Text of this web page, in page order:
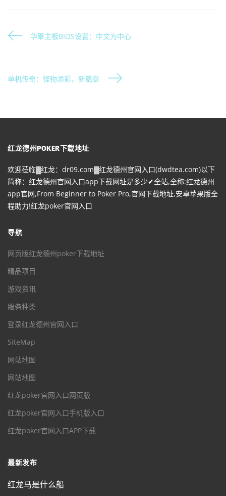
华擎主板BIOS设置：中文为中心
单机传奇：怪物添彩，新篇章
红龙德州POKER下载地址
欢迎莅临▓红龙：dr09.com▓红龙德州官网入口(dwdtea.com)以下
简称：红龙德州官网入口app下载网址是多少✔全站,全称:红龙德州
app官网,From Beginner to Poker Pro,官网下载地址,安卓苹果版全
程助力!红龙poker官网入口
导航
网页版红龙德州poker下载地址
精品项目
游戏资讯
服务种类
登录红龙德州官网入口
SiteMap
网站地图
网站地图
红龙poker官网入口网页版
红龙poker官网入口手机版入口
红龙poker官网入口APP下载
最新发布
红龙马是什么船